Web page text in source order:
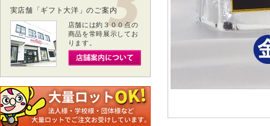
実店舗「ギフト大洋」のご案内
店舗には約３００点の
商品を常時展示してお
ります。